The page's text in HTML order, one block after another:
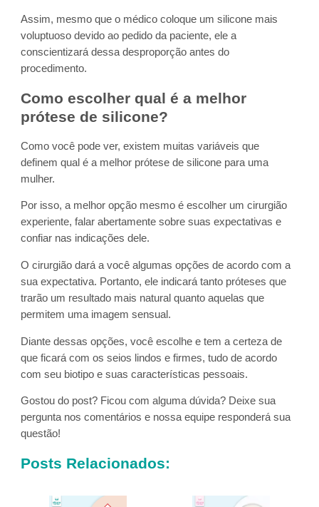
Assim, mesmo que o médico coloque um silicone mais
voluptuoso devido ao pedido da paciente, ele a
conscientizará dessa desproporção antes do
procedimento.
Como escolher qual é a melhor
prótese de silicone?
Como você pode ver, existem muitas variáveis que
definem qual é a melhor prótese de silicone para uma
mulher.
Por isso, a melhor opção mesmo é escolher um cirurgião
experiente, falar abertamente sobre suas expectativas e
confiar nas indicações dele.
O cirurgião dará a você algumas opções de acordo com a
sua expectativa. Portanto, ele indicará tanto próteses que
trarão um resultado mais natural quanto aquelas que
permitem uma imagem sensual.
Diante dessas opções, você escolhe e tem a certeza de
que ficará com os seios lindos e firmes, tudo de acordo
com seu biotipo e suas características pessoais.
Gostou do post? Ficou com alguma dúvida? Deixe sua
pergunta nos comentários e nossa equipe responderá sua
questão!
Posts Relacionados: